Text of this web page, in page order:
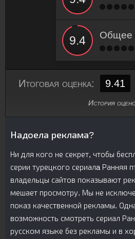
Итоговая оценка: 9.41
История
Надоела реклама?
Ни для кого не секрет, чтобы
серии турецкого сериалa Ранняя
владельцы сайтов показывают
мешает просмотру. Мы не
показ качественной рекламы.
возможность смотреть сериал
русском языке без рекламы и в